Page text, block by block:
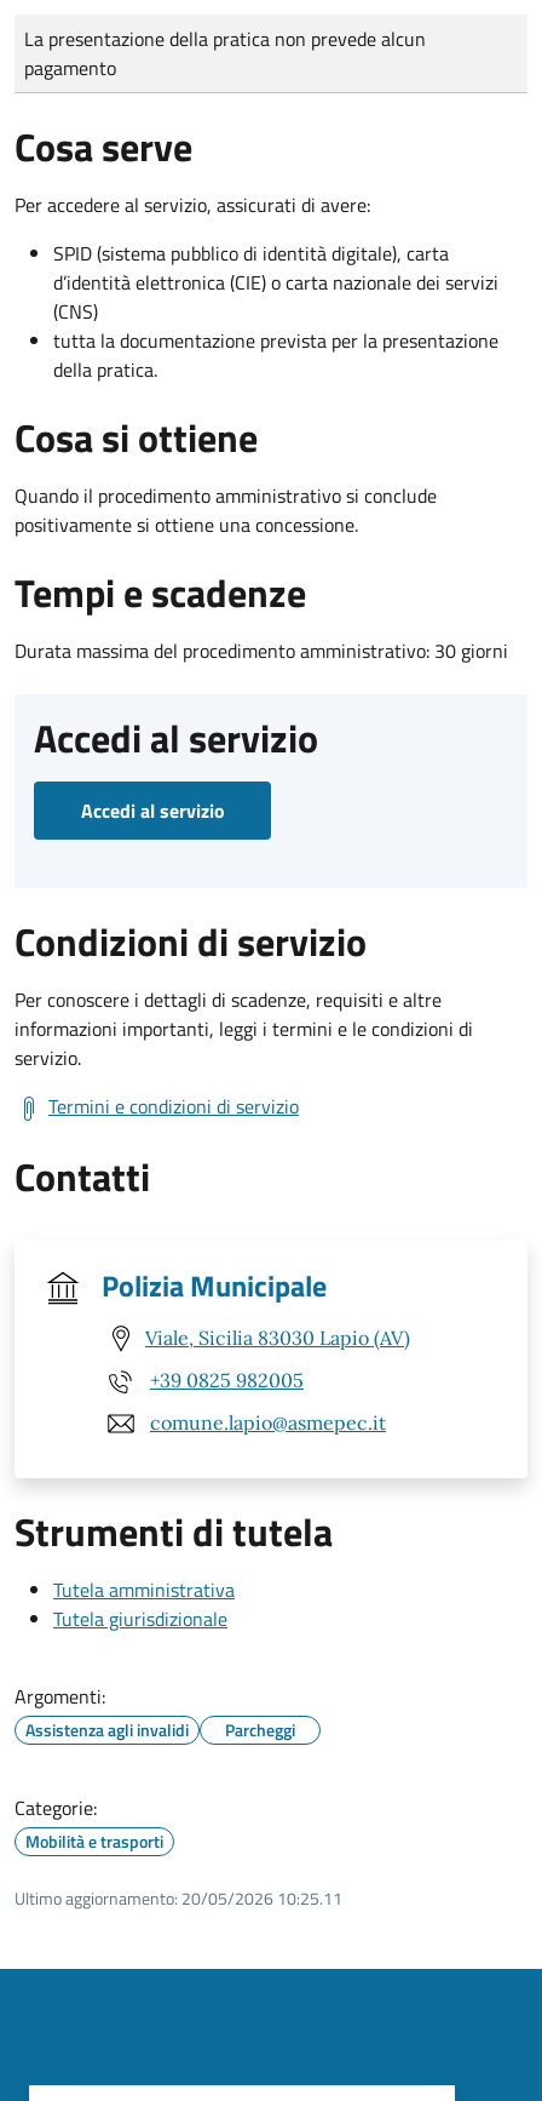
Tipo di pagamento
Importo
La presentazione della pratica non prevede alcun
pagamento
Cosa serve
Per accedere al servizio, assicurati di avere:
SPID (sistema pubblico di identità digitale), carta
d’identità elettronica (CIE) o carta nazionale dei servizi
(CNS)
tutta la documentazione prevista per la presentazione
della pratica.
Cosa si ottiene
Quando il procedimento amministrativo si conclude
positivamente si ottiene una concessione.
Tempi e scadenze
Durata massima del procedimento amministrativo: 30 giorni
Accedi al servizio
Accedi al servizio
Condizioni di servizio
Per conoscere i dettagli di scadenze, requisiti e altre
informazioni importanti, leggi i termini e le condizioni di
servizio.
Termini e condizioni di servizio
Contatti
Polizia Municipale
Viale, Sicilia 83030 Lapio (AV)
+39 0825 982005
comune.lapio@asmepec.it
Strumenti di tutela
Tutela amministrativa
Tutela giurisdizionale
Argomenti:
Assistenza agli invalidi Parcheggi
Categorie:
Mobilità e trasporti
Ultimo aggiornamento: 20/05/2026 10:25.11